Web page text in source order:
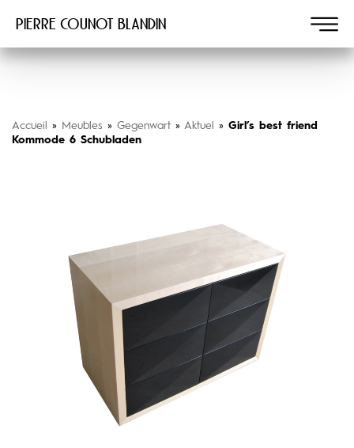
Pierre COUNOT BLANDIN
Accueil » Meubles » Gegenwart » Aktuel » Girl’s best friend
Kommode 6 Schubladen